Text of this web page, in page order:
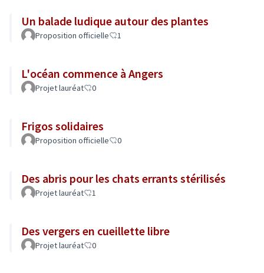
Un balade ludique autour des plantes
Proposition officielle 1
L'océan commence à Angers
Projet lauréat 0
Frigos solidaires
Proposition officielle 0
Des abris pour les chats errants stérilisés
Projet lauréat 1
Des vergers en cueillette libre
Projet lauréat 0